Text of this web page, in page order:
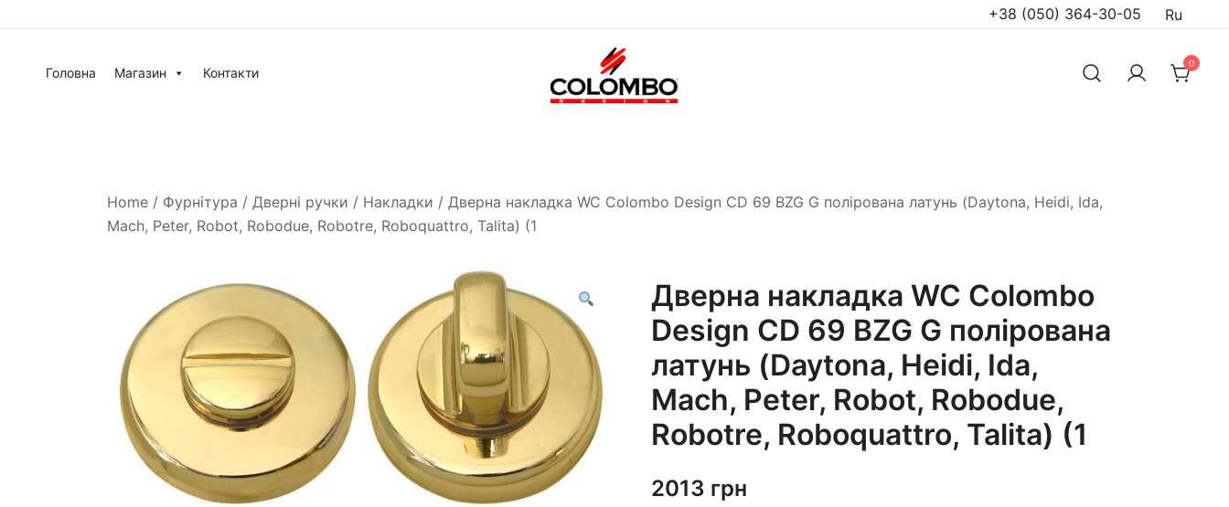
+38 (050) 364-30-05 Ru
Головна Магазин Контакти
0
Home / Фурнітура / Дверні ручки / Накладки / Дверна накладка WC Colombo Design CD 69 BZG G полірована латунь (Daytona, Heidi, Ida,
Mach, Peter, Robot, Robodue, Robotre, Roboquattro, Talita) (1
Дверна накладка WC Colombo
Design CD 69 BZG G полірована
латунь (Daytona, Heidi, Ida,
Mach, Peter, Robot, Robodue,
Robotre, Roboquattro, Talita) (1
2013 грн